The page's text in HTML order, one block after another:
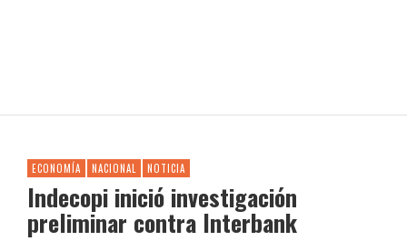
ECONOMÍA NACIONAL NOTICIA
Indecopi inició investigación
preliminar contra Interbank